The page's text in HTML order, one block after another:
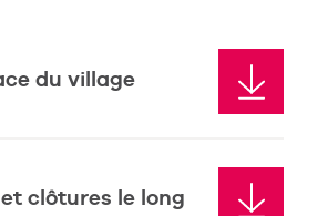
du village
clôtures le long